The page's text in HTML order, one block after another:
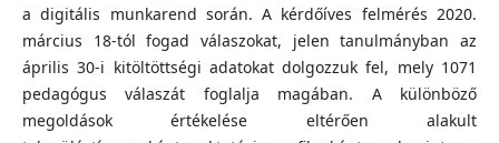
a digitális munkarend során. A kérdőíves felmérés 2020.
március 18-tól fogad válaszokat, jelen tanulmányban az
április 30-i kitöltöttségi adatokat dolgozzuk fel, mely 1071
pedagógus válaszát foglalja magában. A különböző
megoldások értékelése eltérően alakult